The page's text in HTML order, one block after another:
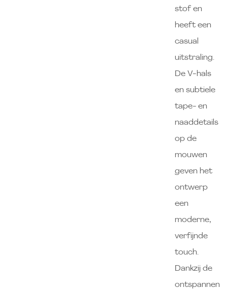
stof en
heeft een
casual
uitstraling.
De V-hals
en subtiele
tape- en
naaddetails
op de
mouwen
geven het
ontwerp
een
moderne,
verfijnde
touch.
Dankzij de
ontspannen